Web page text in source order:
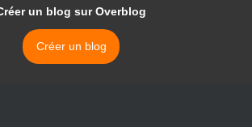
un blog sur Overblog
Créer un blog